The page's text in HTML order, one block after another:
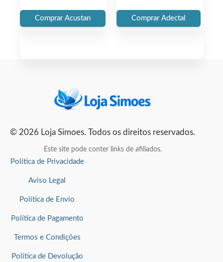
price
was:
price
is:
Comprar Acustan
price
was:
price
is:
Comprar Adectal
© 2026 Loja Simoes. Todos os direitos reservados.
Este site pode conter links de afiliados.
Política de Privacidade
Aviso Legal
Política de Envio
Política de Pagamento
Termos e Condições
Política de Devolução